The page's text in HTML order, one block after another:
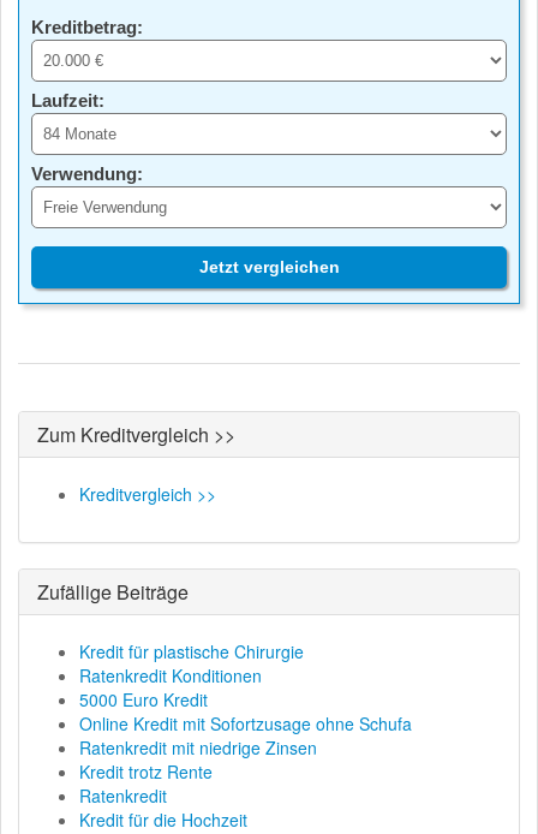
Kreditbetrag:
Laufzeit:
Verwendung:
Jetzt vergleichen
Zum Kreditvergleich >>
Kreditvergleich >>
Zufällige Beiträge
Kredit für plastische Chirurgie
Ratenkredit Konditionen
5000 Euro Kredit
Online Kredit mit Sofortzusage ohne Schufa
Ratenkredit mit niedrige Zinsen
Kredit trotz Rente
Ratenkredit
Kredit für die Hochzeit